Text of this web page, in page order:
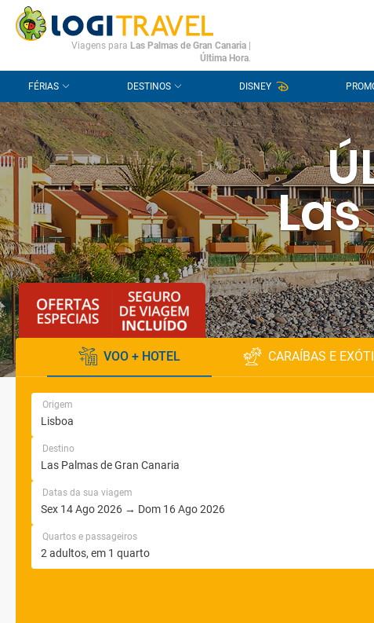
CONTACTO PERGUNTAS FREQUENTES
Viagens para Las Palmas de Gran Canaria
Última Hora.
FÉRIAS DESTINOS DISNEY
VOO + HOTEL CARAÍBAS E
Origem
Destino
Datas da sua viagem
Quartos e passageiros